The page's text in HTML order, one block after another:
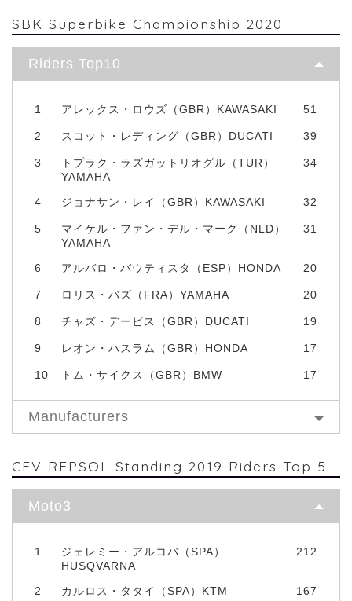
SBK Superbike Championship 2020
Riders Top10
1 アレックス・ロウズ（GBR）KAWASAKI 51
2 スコット・レディング（GBR）DUCATI 39
3
トプラク・ラズガットリオグル（TUR）
YAMAHA
34
4 ジョナサン・レイ（GBR）KAWASAKI 32
5
マイケル・ファン・デル・マーク（NLD）
YAMAHA
31
6 アルバロ・バウティスタ（ESP）HONDA 20
7 ロリス・バズ（FRA）YAMAHA 20
8 チャズ・デービス（GBR）DUCATI 19
9 レオン・ハスラム（GBR）HONDA 17
10 トム・サイクス（GBR）BMW 17
Manufacturers
CEV REPSOL Standing 2019 Riders Top 5
Moto3
1
ジェレミー・アルコバ（SPA）
HUSQVARNA
212
2 カルロス・タタイ（SPA）KTM 167